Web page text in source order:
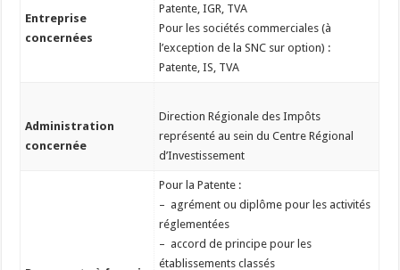
Entreprise
concernées
Patente, IGR, TVA
Pour les sociétés commerciales (à
l’exception de la SNC sur option) :
Patente, IS, TVA
Administration
concernée
Direction Régionale des Impôts
représenté au sein du Centre Régional
d’Investissement
Pour la Patente :
– agrément ou diplôme pour les activités
réglementées
– accord de principe pour les
établissements classés